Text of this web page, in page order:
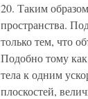
20. Таким
пространства.
только тем, что
Подобно тому
тела к одним
плоскостей,